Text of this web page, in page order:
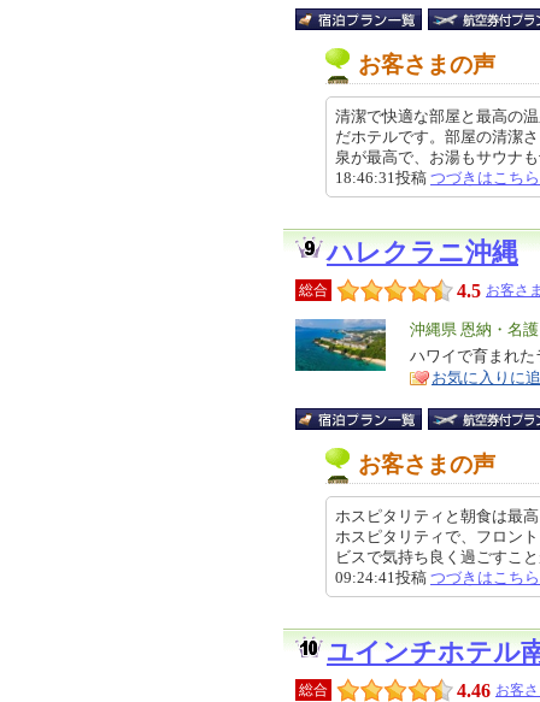
お客さまの声
清潔で快適な部屋と最高の
だホテルです。部屋の清潔
泉が最高で、お湯もサウナ
18:46:31投稿 つづきはこちら
ハレクラニ沖縄
総合 4.5 お客さ
エ
リ
ア
沖縄県 恩納・名
特
徴
ハワイで育まれ
お気に入りに
お客さまの声
ホスピタリティと朝食は最
ホスピタリティで、フロン
ビスで気持ち良く過ごすこ
09:24:41投稿 つづきはこちら
ユインチホテル
総合 4.46 お客